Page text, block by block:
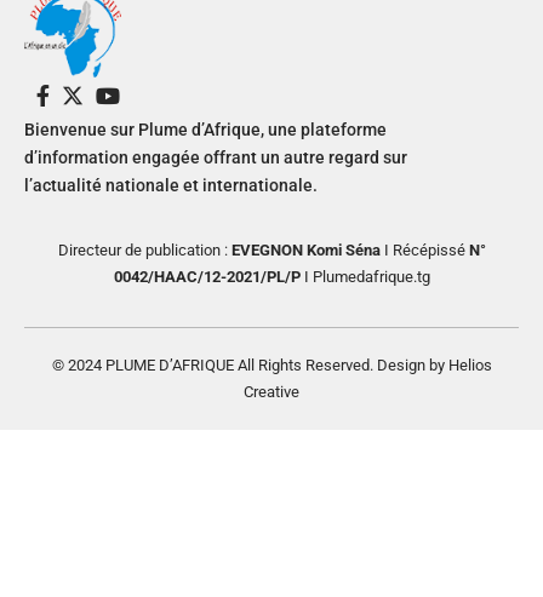
Bienvenue sur Plume d’Afrique, une plateforme
d’information engagée offrant un autre regard sur
l’actualité nationale et internationale.
Directeur de publication : EVEGNON Komi SénaI RécépisséN°
0042/HAAC/12-2021/PL/PI Plumedafrique.tg
© 2024 PLUME D’AFRIQUE All Rights Reserved. Design by Helios
Creative